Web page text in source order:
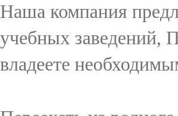
Наша компания
учебных заведений,
владеете